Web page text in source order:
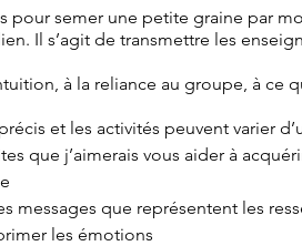
pour semer une petite graine par
Il s’agit de transmettre les
à la reliance au groupe, à ce
et les activités peuvent varier
que j’aimerais vous aider à
messages que représentent les
les émotions